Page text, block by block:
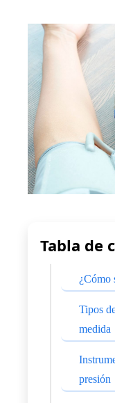
Tabla de
¿Cómo
Tipos
medida
presión